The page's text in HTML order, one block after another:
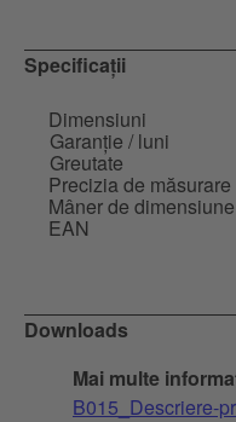
Specificații
Dimensiuni
Garanție / luni
Greutate
Precizia de măsurare
Mâner de dimensiune
EAN
Downloads
Mai multe
B015_Descriere-